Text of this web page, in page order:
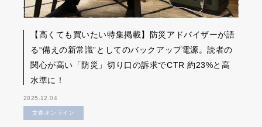
【高くても買いたい特集掲載】防災アドバイザーが語
る“備えの新常識”としてのバックアップ電源。読者の
関心が高い「防災」切り口の訴求でCTR 約23%と高
水準に！
2025.12.04
文春オンライン